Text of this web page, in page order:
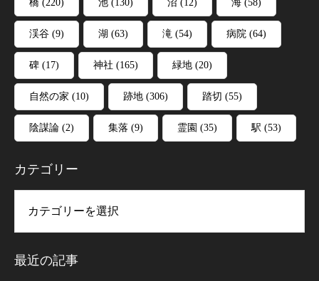
橋 (220) 池 (130) 沼 (12) 海 (58)
渓谷 (9) 湖 (63) 滝 (54) 病院 (64)
碑 (17) 神社 (165) 緑地 (20)
自然の家 (10) 跡地 (306) 踏切 (55)
陰謀論 (2) 集落 (9) 霊園 (35) 駅 (53)
カテゴリー
最近の記事